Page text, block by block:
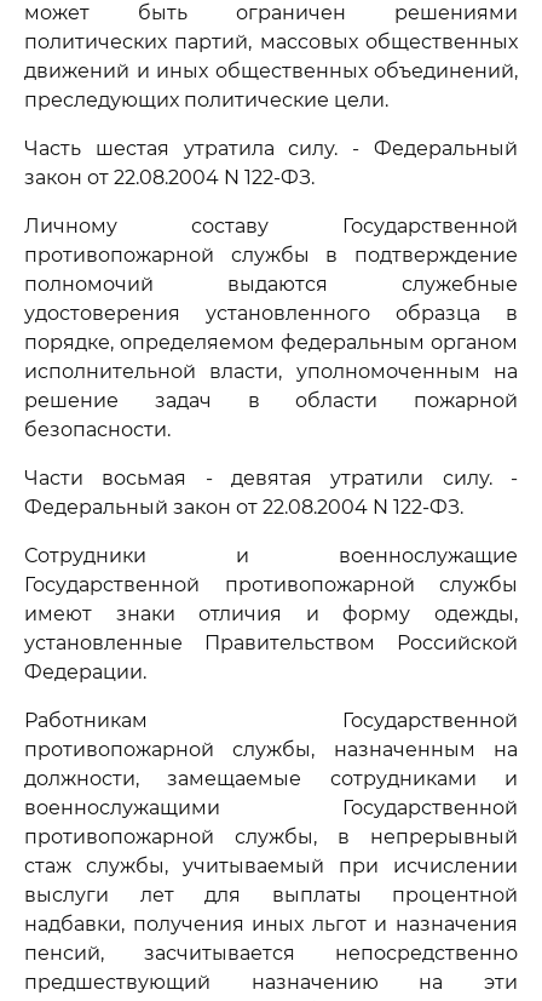
может быть ограничен решениями
политических партий, массовых общественных
движений и иных общественных объединений,
преследующих политические цели.
Часть шестая утратила силу. - Федеральный
закон от 22.08.2004 N 122-ФЗ.
Личному составу Государственной
противопожарной службы в подтверждение
полномочий выдаются служебные
удостоверения установленного образца в
порядке, определяемом федеральным органом
исполнительной власти, уполномоченным на
решение задач в области пожарной
безопасности.
Части восьмая - девятая утратили силу. -
Федеральный закон от 22.08.2004 N 122-ФЗ.
Сотрудники и военнослужащие
Государственной противопожарной службы
имеют знаки отличия и форму одежды,
установленные Правительством Российской
Федерации.
Работникам Государственной
противопожарной службы, назначенным на
должности, замещаемые сотрудниками и
военнослужащими Государственной
противопожарной службы, в непрерывный
стаж службы, учитываемый при исчислении
выслуги лет для выплаты процентной
надбавки, получения иных льгот и назначения
пенсий, засчитывается непосредственно
предшествующий назначению на эти